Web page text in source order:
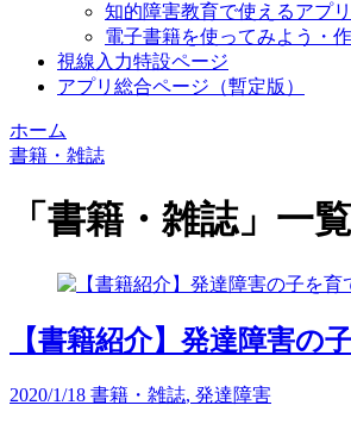
知的障害教育で使えるアプ
電子書籍を使ってみよう・
視線入力特設ページ
アプリ総合ページ（暫定版）
ホーム
書籍・雑誌
「 書籍・雑誌」 一覧
【書籍紹介】発達障害
2020/1/18 書籍・雑誌, 発達障害